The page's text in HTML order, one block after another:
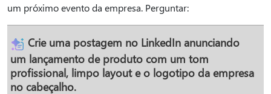
um próximo evento da empresa. Perguntar:
Crie uma postagem no LinkedIn anunciando
um lançamento de produto com um tom
profissional, limpo layout e o logotipo da empresa
no cabeçalho.